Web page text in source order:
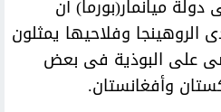
ميانمار(بورما) أن
وفلاحيها يمثلون
على البوذية فى بعض
وأفغانستان.